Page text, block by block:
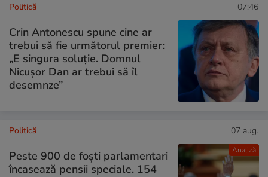
Politică 07:46
Crin Antonescu spune cine ar
trebui să fie următorul premier:
„E singura soluție. Domnul
Nicușor Dan ar trebui să îl
desemnze”
Analiză
Politică 07 aug.
Peste 900 de foști parlamentari
încasează pensii speciale. 154